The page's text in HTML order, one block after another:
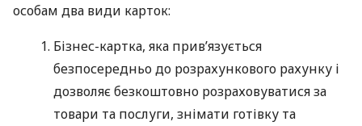
особам два види карток:
Бізнес-картка, яка прив’язується
безпосередньо до розрахункового рахунку і
дозволяє безкоштовно розраховуватися за
товари та послуги, знімати готівку та